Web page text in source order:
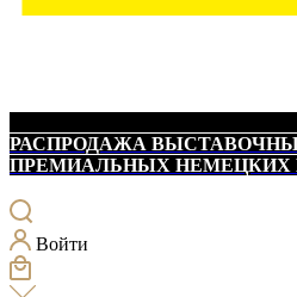
РАСПРОДАЖА
ПРЕМИАЛЬНЫХ НЕМЕЦКИХ
Войти